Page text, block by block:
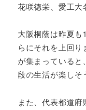
花咲徳栄、愛工大
大阪桐蔭は昨夏も
らにそれを上回
が集まっている
段の生活が楽しそ
また、代表都道